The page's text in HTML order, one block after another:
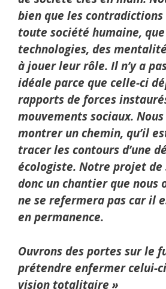
bien que les
toute société humaine,
technologies, des
à jouer leur rôle. Il n’y a
idéale parce que celle-ci
rapports de forces
mouvements sociaux.
montrer un chemin, qu’il
tracer les contours d’une
écologiste. Notre projet de
donc un chantier que nous
ne se refermera pas car il
en permanence.
Ouvrons des portes sur le
prétendre enfermer celui-
vision totalitaire »